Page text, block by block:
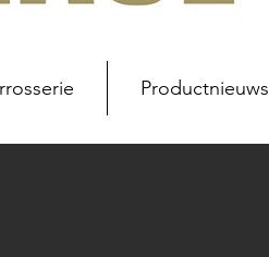
Productnieuws